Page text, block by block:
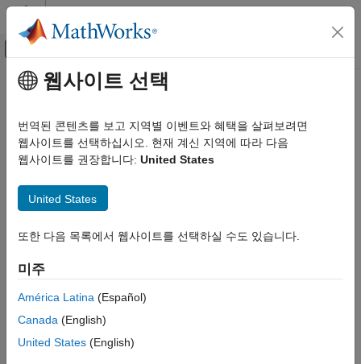
콘텐츠로 바로 가기
오프캔버스 탐색 메뉴 토글
문서 홈
Statistics and Machine Learning Toolbox
군집 분석과 이상 감지
이 페이지 내용
설명
예제
입력 인수
주요 콘텐츠
linkage
계층적 병합 군집 트리
구문
Z = linkage(X,method)
Z = linkage(X,method,metric,'savememory',value)
Z = linkage(X,method,pdist_inputs)
Z = linkage(y,method)
설명
웹사이트 선택
번역된 콘텐츠를 보고 지역별 이벤트와 혜택을 살펴보려면
웹사이트를 선택하십시오. 현재 계신 지역에 따라 다음
웹사이트를 권장합니다: United States
United States
또한 다음 목록에서 웹사이트를 선택하실 수도 있습니다.
미주
América Latina (Español)
Canada (English)
United States (English)